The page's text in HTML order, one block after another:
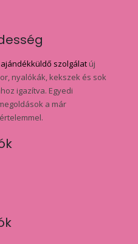
szolgálat új
nyalókák, kekszek és sok
igazítva. Egyedi
a már